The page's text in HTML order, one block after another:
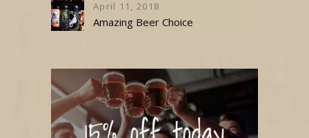
April 11, 2018
Amazing Beer Choice